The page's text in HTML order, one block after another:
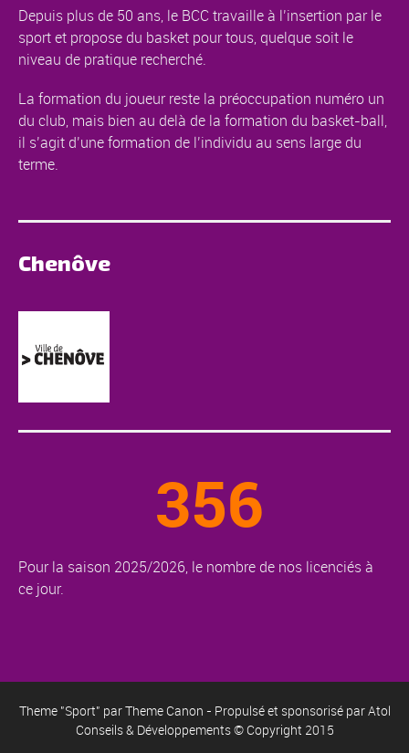
Depuis plus de 50 ans, le BCC travaille à l’insertion par le
sport et propose du basket pour tous, quelque soit le
niveau de pratique recherché.
La formation du joueur reste la préoccupation numéro un
du club, mais bien au delà de la formation du basket-ball,
il s’agit d’une formation de l’individu au sens large du
terme.
Chenôve
356
Pour la saison 2025/2026, le nombre de nos licenciés à
ce jour.
Theme "Sport" parTheme Canon - Propulsé et sponsorisé parAtol
Conseils & Développements© Copyright 2015